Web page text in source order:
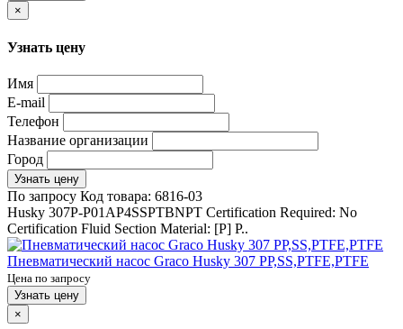
×
Узнать цену
Имя
E-mail
Телефон
Название организации
Город
Узнать цену
По запросу Код товара: 6816-03
Husky 307P-P01AP4SSPTBNPT Certification Required: No
Certification Fluid Section Material: [P] P..
Пневматический насос Graco Husky 307 PP,SS,PTFE,PTFE
Цена по запросу
Узнать цену
×